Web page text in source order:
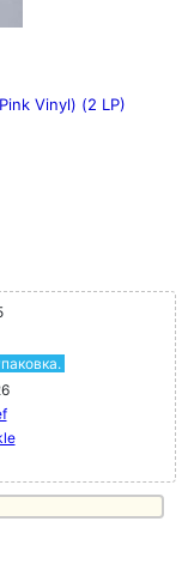
Vinyl) (2 LP)